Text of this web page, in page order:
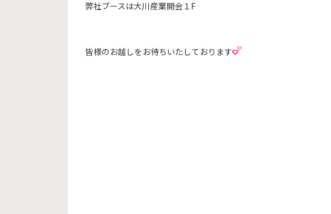
弊社ブースは大川産業開会１F
皆様のお越しをお待ちいたしております